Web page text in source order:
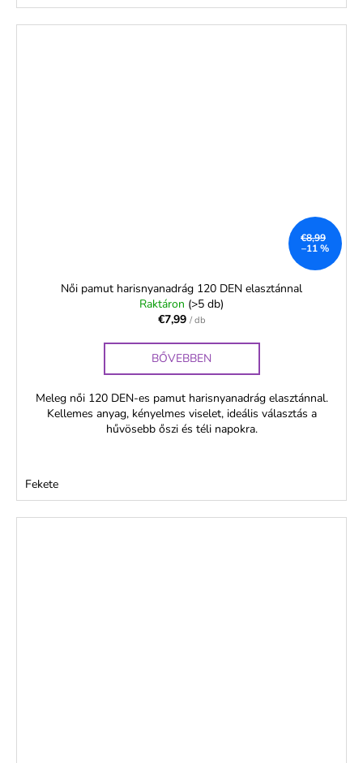
€8,99
–11 %
Női pamut harisnyanadrág 120 DEN elasztánnal
Raktáron (>5 db)
€7,99 / db
BŐVEBBEN
Meleg női 120 DEN-es pamut harisnyanadrág elasztánnal.
Kellemes anyag, kényelmes viselet, ideális választás a
hűvösebb őszi és téli napokra.
Fekete